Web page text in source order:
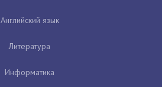
Английский язык
Литература
Информатика